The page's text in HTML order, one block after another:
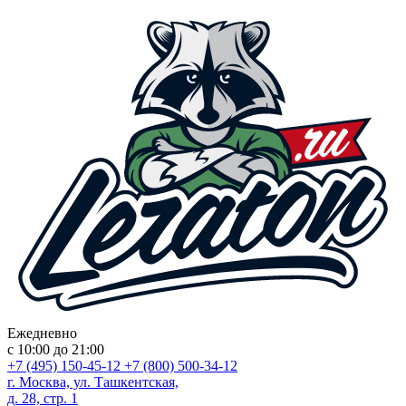
Ежедневно
с 10:00 до 21:00
+7 (495) 150-45-12 +7 (800) 500-34-12
г. Москва, ул. Ташкентская,
д. 28, стр. 1